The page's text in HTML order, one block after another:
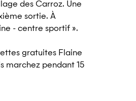
des Carroz. Une
sortie. À
- centre sportif ».
gratuites Flaine
marchez pendant 15